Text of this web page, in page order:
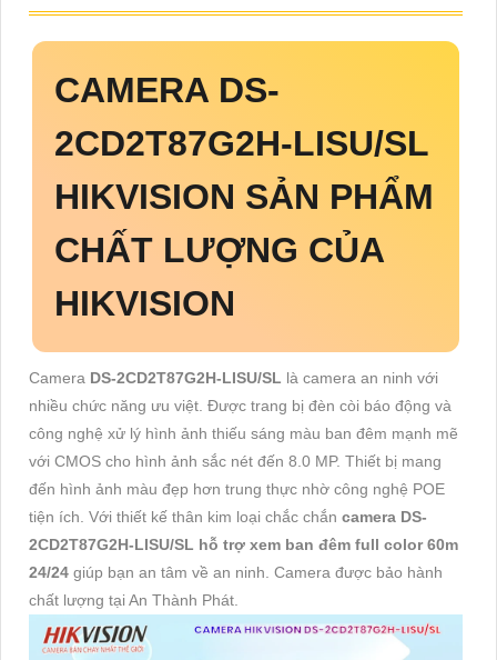
CAMERA DS-
2CD2T87G2H-LISU/SL
HIKVISION SẢN PHẨM
CHẤT LƯỢNG CỦA
HIKVISION
Camera DS-2CD2T87G2H-LISU/SL là camera an ninh với
nhiều chức năng ưu việt. Được trang bị đèn còi báo động và
công nghệ xử lý hình ảnh thiếu sáng màu ban đêm mạnh mẽ
với CMOS cho hình ảnh sắc nét đến 8.0 MP. Thiết bị mang
đến hình ảnh màu đẹp hơn trung thực nhờ công nghệ POE
tiện ích. Với thiết kế thân kim loại chắc chắn camera DS-
2CD2T87G2H-LISU/SL hỗ trợ xem ban đêm full color 60m
24/24 giúp bạn an tâm về an ninh. Camera được bảo hành
chất lượng tại An Thành Phát.